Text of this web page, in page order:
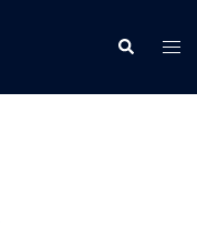
Suche